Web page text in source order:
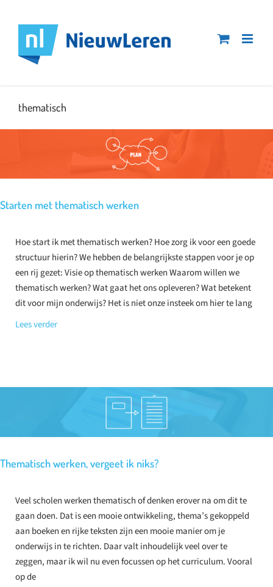
thematisch
Starten met thematisch werken
Hoe start ik met thematisch werken? Hoe zorg ik voor een goede
structuur hierin? We hebben de belangrijkste stappen voor je op
een rij gezet: Visie op thematisch werken Waarom willen we
thematisch werken? Wat gaat het ons opleveren? Wat betekent
dit voor mijn onderwijs? Het is niet onze insteek om hier te lang
Lees verder
Thematisch werken, vergeet ik niks?
Veel scholen werken thematisch of denken erover na om dit te
gaan doen. Dat is een mooie ontwikkeling, thema’s gekoppeld
aan boeken en rijke teksten zijn een mooie manier om je
onderwijs in te richten. Daar valt inhoudelijk veel over te
zeggen, maar ik wil nu even focussen op het curriculum. Vooral
op de